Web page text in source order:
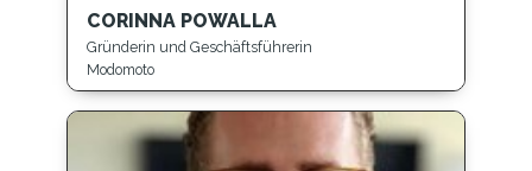
CORINNA POWALLA
Gründerin und Geschäftsführerin
Modomoto